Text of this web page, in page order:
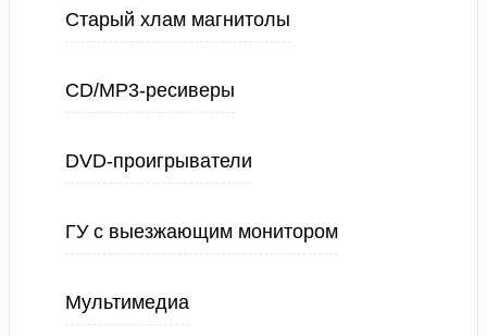
Старый хлам магнитолы
CD/MP3-ресиверы
DVD-проигрыватели
ГУ с выезжающим монитором
Мультимедиа